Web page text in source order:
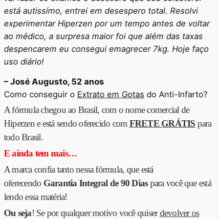
está autissímo, entrei em desespero total. Resolvi
experimentar Hiperzen por um tempo antes de voltar
ao médico, a surpresa maior foi que além das taxas
despencarem eu consegui emagrecer 7kg. Hoje faço
uso diário!
– José Augusto, 52 anos
Como conseguir o Extrato em Gotas do Anti-Infarto?
A fórmula chegou ao Brasil, com o nome comercial de
Hiperzen e está sendo oferecido com FRETE GRÁTIS para
todo Brasil.
E ainda tem mais…
A marca confia tanto nessa fórmula, que está
oferecendo Garantia Integral de 90 Diaspara você que está
lendo essa matéria!
Ou seja! Se por qualquer motivo você quiserdevolver os